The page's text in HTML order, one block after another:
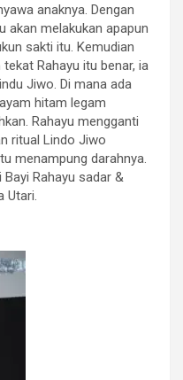
anaknya. Dengan
akan melakukan apapun
sakti itu. Kemudian
Rahayu itu benar, ia
Jiwo. Di mana ada
hitam legam
Rahayu mengganti
ritual Lindo Jiwo
menampung darahnya.
Rahayu sadar &
Utari.